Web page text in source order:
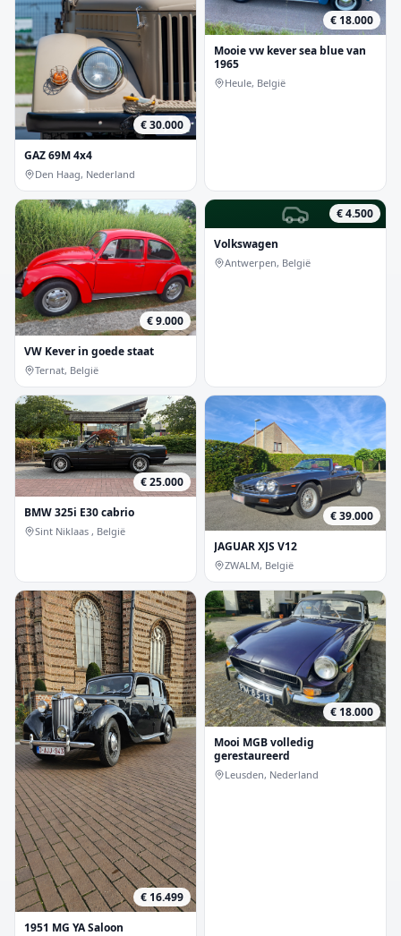
€ 30.000
GAZ 69M 4x4
Den Haag, Nederland
€ 18.000
Mooie vw kever sea blue van
1965
Heule, België
€ 9.000
VW Kever in goede staat
Ternat, België
€ 4.500
Volkswagen
Antwerpen, België
€ 25.000
BMW 325i E30 cabrio
Sint Niklaas , België
€ 39.000
JAGUAR XJS V12
ZWALM, België
€ 16.499
1951 MG YA Saloon
€ 18.000
Mooi MGB volledig
gerestaureerd
Leusden, Nederland